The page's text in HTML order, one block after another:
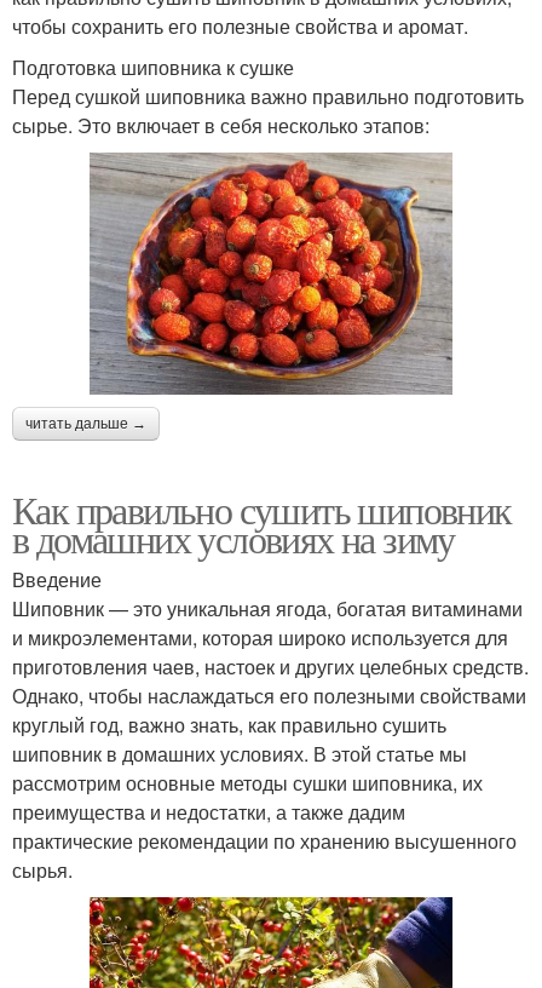
чтобы сохранить его полезные свойства и аромат.
Подготовка шиповника к сушке
Перед сушкой шиповника важно правильно подготовить
сырье. Это включает в себя несколько этапов:
читать дальше →
Как правильно сушить шиповник
в домашних условиях на зиму
Введение
Шиповник — это уникальная ягода, богатая витаминами
и микроэлементами, которая широко используется для
приготовления чаев, настоек и других целебных средств.
Однако, чтобы наслаждаться его полезными свойствами
круглый год, важно знать, как правильно сушить
шиповник в домашних условиях. В этой статье мы
рассмотрим основные методы сушки шиповника, их
преимущества и недостатки, а также дадим
практические рекомендации по хранению высушенного
сырья.